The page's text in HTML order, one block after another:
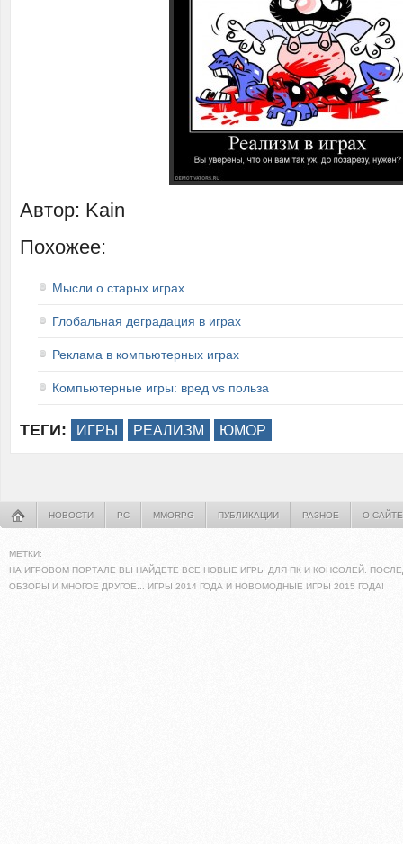
Автор: Kain
Похожее:
Мысли о старых играх
Глобальная деградация в играх
Реклама в компьютерных играх
Компьютерные игры: вред vs польза
ТЕГИ: ИГРЫ РЕАЛИЗМ ЮМОР
НОВОСТИ PC MMORPG ПУБЛИКАЦИИ РАЗНОЕ О САЙТЕ
МЕТКИ:
НА ИГРОВОМ ПОРТАЛЕ ВЫ НАЙДЕТЕ ВСЕ НОВЫЕ ИГРЫ ДЛЯ ПК И КОНСОЛЕЙ.
ОБЗОРЫ И МНОГОЕ ДРУГОЕ... ИГРЫ 2014 ГОДА И НОВОМОДНЫЕ ИГРЫ 2015 ГОДА!